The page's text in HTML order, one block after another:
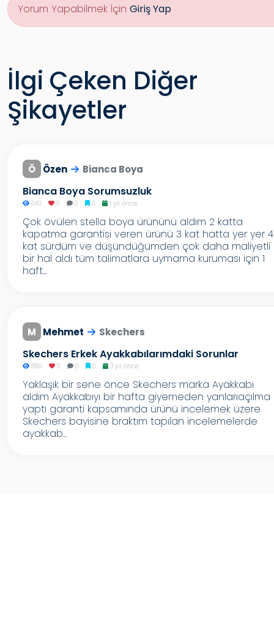
Yorum Yapabilmek İçin Giriş Yap
İlgi Çeken Diğer
Şikayetler
Ö Özen Bianca Boya
Bianca Boya Sorumsuzluk
643 0 0 0 1 yıl önce
Çok övülen stella boya ürününü aldım 2 katta
kapatma garantisi veren ürünü 3 kat hatta yer yer 4
kat sürdüm ve düşündüğümden çok daha maliyetli
bir hal aldı tüm talimatlara uymama kuruması için 1
haft...
M Mehmet Skechers
Skechers Erkek Ayakkabılarımdaki Sorunlar
880 0 0 0 3 yıl önce
Yaklaşık bir sene önce Skechers marka Ayakkabı
aldım Ayakkabıyı bir hafta giyemeden yanlarıaçılma
yaptı garanti kapsamında ürünü incelemek üzere
Skechers bayisine braktım tapılan incelemelerde
ayakkab...